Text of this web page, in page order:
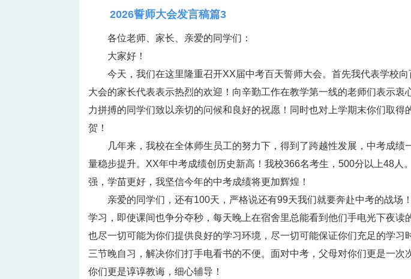
2026誓师大会发言稿篇3
各位老师、家长、亲爱的同学们：
大家好！
今天，我们在这里隆重召开XX届中考百天誓师大会。首先我代表学校
大会的家长代表表示热烈的欢迎！向辛勤工作在教学第一线的老师们表示衷
力拼搏的同学们致以亲切的问候和良好的祝愿！同时也对上学期末你们取得
贺！
几年来，我校在全体师生员工的努力下，得到了跨越性发展，中考成绩
量稳步提升。XX年中考成绩创历史新高！我校366名考生，500分以上48人
强，学苗更好，我坚信今年的中考成绩将更加辉煌！
亲爱的同学们，还有100天，严格说还有99天我们就要奔赴中考的战场
学习，即使课间也争分夺秒，每天晚上在宿舍里总能看到他们手电光下夜读
也尽一切可能为你们提供良好的学习环境，尽一切可能保证你们充足的学习
三节晚自习，解决你们打手电看书的不便。面对中考，父母对你们更是一次
你们更是谆谆教诲，细心辅导！